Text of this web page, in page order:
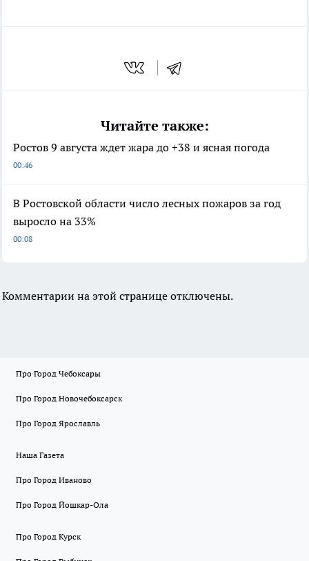
Читайте также:
Ростов 9 августа ждет жара до +38 и ясная погода
00:46
В Ростовской области число лесных пожаров за год
выросло на 33%
00:08
Комментарии на этой странице отключены.
Про Город Чебоксары
Про Город Новочебоксарск
Про Город Ярославль
Наша Газета
Про Город Иваново
Про Город Йошкар-Ола
Про Город Курск